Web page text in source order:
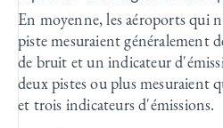
En moyenne, les aéroports qui
piste mesuraient généralement
de bruit et un indicateur
deux pistes ou plus mesuraient
et trois indicateurs d'émissions.